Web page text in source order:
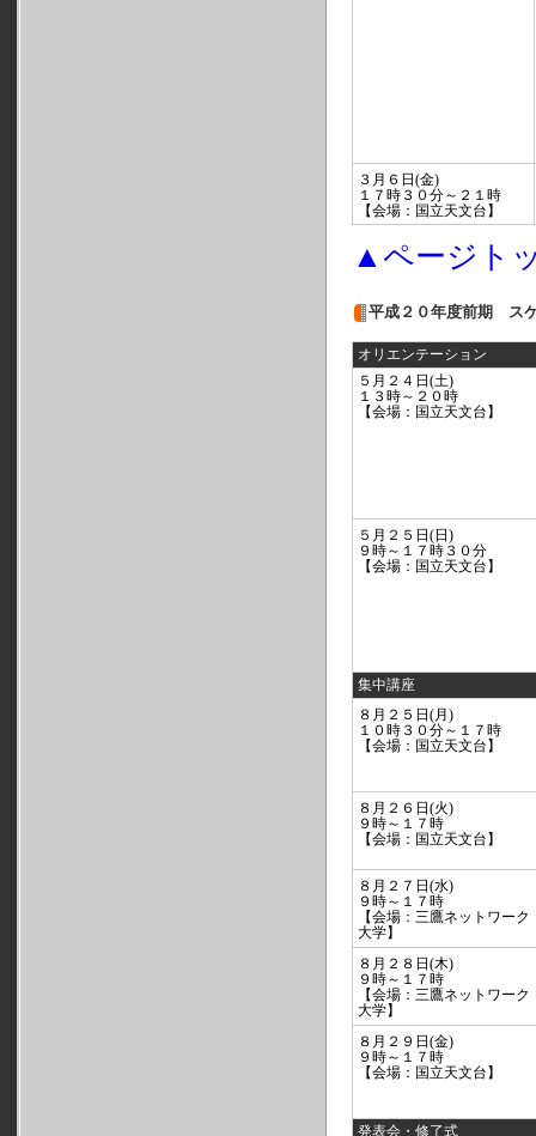
３月６日(金)
１７時３０分～２１時
【会場：国立天文台】
▲ページト
平成２０年度前期 ス
オリエンテーション
５月２４日(土)
１３時～２０時
【会場：国立天文台】
５月２５日(日)
９時～１７時３０分
【会場：国立天文台】
集中講座
８月２５日(月)
１０時３０分～１７時
【会場：国立天文台】
８月２６日(火)
９時～１７時
【会場：国立天文台】
８月２７日(水)
９時～１７時
【会場：三鷹ネットワーク
大学】
８月２８日(木)
９時～１７時
【会場：三鷹ネットワーク
大学】
８月２９日(金)
９時～１７時
【会場：国立天文台】
発表会・修了式